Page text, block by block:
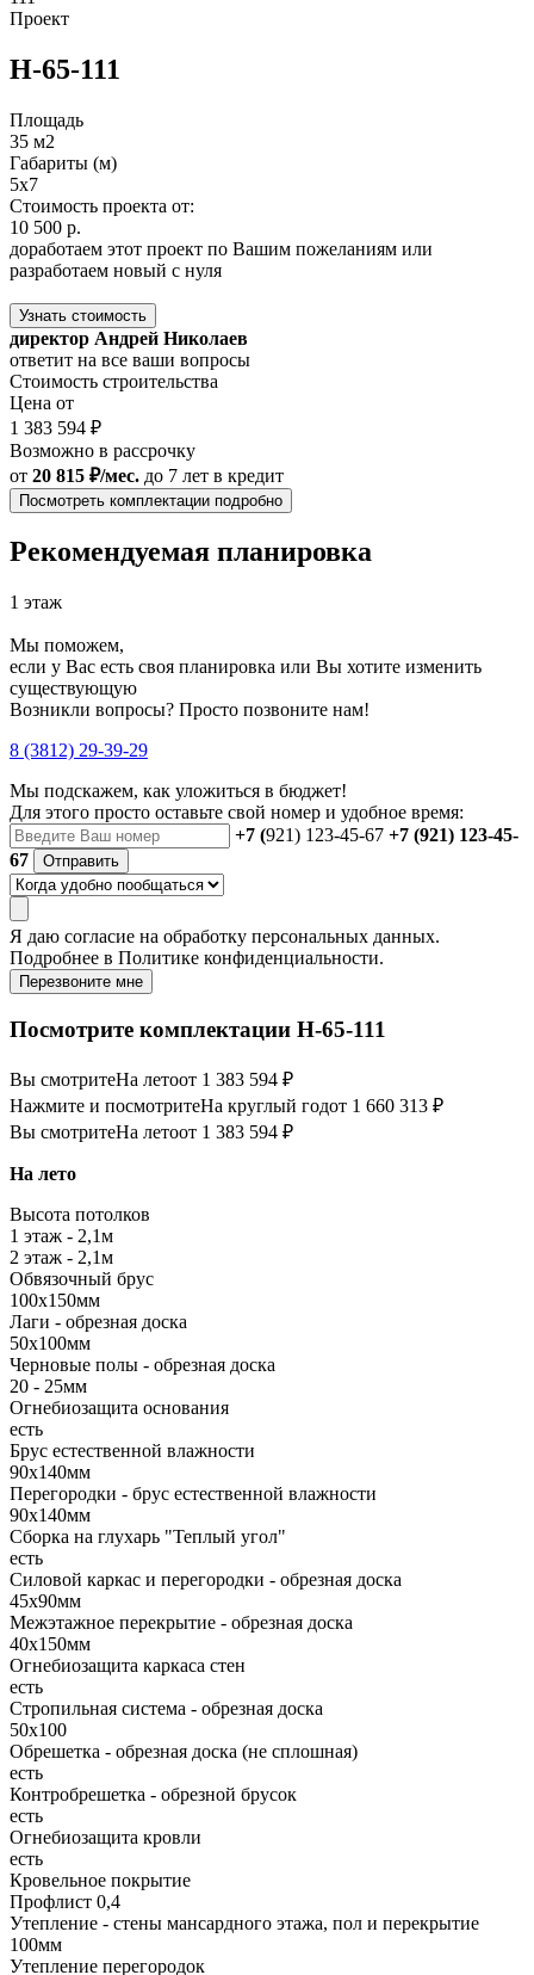
Проект
Н-65-111
Площадь
35 м2
Габариты (м)
5x7
Стоимость проекта от:
10 500 р.
доработаем этот проект по Вашим пожеланиям или
разработаем новый с нуля
Узнать стоимость
директор Андрей Николаев
ответит на все ваши вопросы
Стоимость строительства
Цена от
1 383 594 ₽
Возможно в рассрочку
от 20 815 ₽/мес. до 7 лет в кредит
Посмотреть комплектации подробно
Рекомендуемая планировка
1 этаж
Мы поможем,
если у Вас есть своя планировка или Вы хотите изменить
существующую
Возникли вопросы? Просто позвоните нам!
8 (3812) 29-39-29
Мы подскажем, как уложиться в бюджет!
Для этого просто оставьте свой номер и удобное время:
+7 (921) 123-45-67 +7 (921) 123-45-
67
Отправить
Я даю согласие на обработку персональных данных.
Подробнее в Политике конфиденциальности.
Перезвоните мне
Посмотрите комплектации Н-65-111
Вы смотритеНа летоот 1 383 594 ₽
Нажмите и посмотритеНа круглый годот 1 660 313 ₽
Вы смотритеНа летоот 1 383 594 ₽
На лето
Высота потолков
1 этаж - 2,1м
2 этаж - 2,1м
Обвязочный брус
100х150мм
Лаги - обрезная доска
50х100мм
Черновые полы - обрезная доска
20 - 25мм
Огнебиозащита основания
есть
Брус естественной влажности
90х140мм
Перегородки - брус естественной влажности
90х140мм
Сборка на глухарь "Теплый угол"
есть
Силовой каркас и перегородки - обрезная доска
45х90мм
Межэтажное перекрытие - обрезная доска
40х150мм
Огнебиозащита каркаса стен
есть
Стропильная система - обрезная доска
50х100
Обрешетка - обрезная доска (не сплошная)
есть
Контробрешетка - обрезной брусок
есть
Огнебиозащита кровли
есть
Кровельное покрытие
Профлист 0,4
Утепление - стены мансардного этажа, пол и перекрытие
100мм
Утепление перегородок